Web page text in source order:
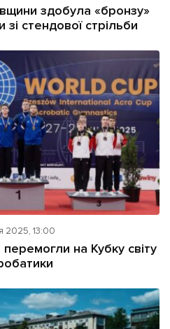
здобула «бронзу»
стендової стрільби
2025, 13:00
на Кубку світу